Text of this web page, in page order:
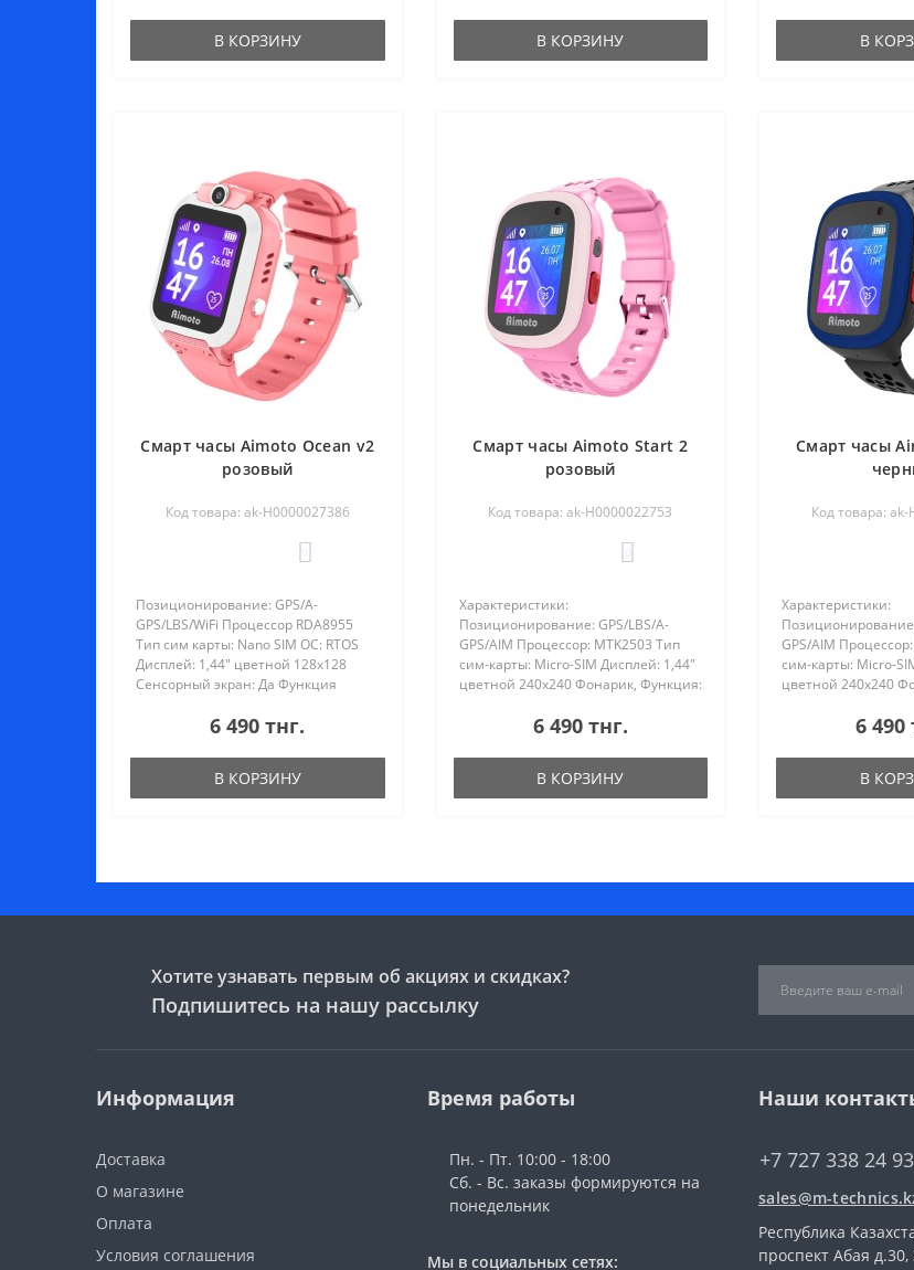
В КОРЗИНУ
шагомер Аккумулят..
В КОРЗИНУ В
Смарт часы Aimoto Ocean v2
розовый
Код товара: ak-Н0000027386
Позиционирование: GPS/A-
GPS/LBS/WiFi Процессор RDA8955
Тип сим карты: Nano SIM ОС: RTOS
Дисплей: 1,44" цветной 128х128
Сенсорный экран: Да Функция
Anti-lost: Да Доп.функции: Дата,
шагом..
6 490 тнг.
В КОРЗИНУ
Смарт часы Aimoto Start 2
розовый
Код товара: ak-Н0000022753
Характеристики:
Позиционирование: GPS/LBS/A-
GPS/AIM Процессор: MTK2503 Тип
сим-карты: Micro-SIM Дисплей: 1,44"
цветной 240х240 Фонарик, Функция:
lost. Дополнительные функции:
ша..
6 490 тнг.
В КОРЗИНУ
Смарт часы
Код товара:
Характеристики:
GPS/AIM
сим-карты: Micro-
цветной 240х240
lost.
ша..
6 490
В
Хотите узнавать первым об акциях и скидках?
Подпишитесь на нашу рассылку
Информация
Доставка
О магазине
Оплата
Условия соглашения
Время работы
Пн. - Пт. 10:00 - 18:00
Сб. - Вс. заказы формируются на
понедельник
Мы в социальных сетях:
Наши
+7 727 338 24 93
sales@m-
Республика
проспект Абая